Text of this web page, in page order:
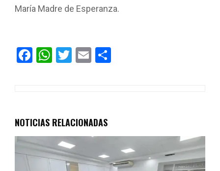
María Madre de Esperanza.
F
o
o
k
W
A
p
p
T
E
tir
NOTICIAS RELACIONADAS